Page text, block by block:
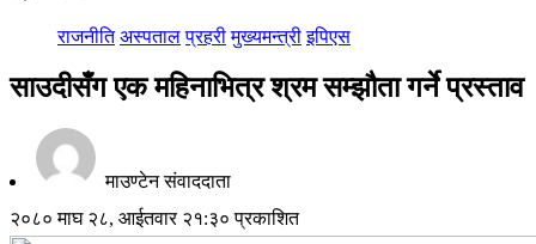
राजनीति अस्पताल प्रहरी मुख्यमन्त्री इपिएस
साउदीसँग एक महिनाभित्र श्रम सम्झौता गर्ने प्रस्ताव
माउण्टेन संवाददाता
२०८० माघ २८, आईतवार २१:३० प्रकाशित